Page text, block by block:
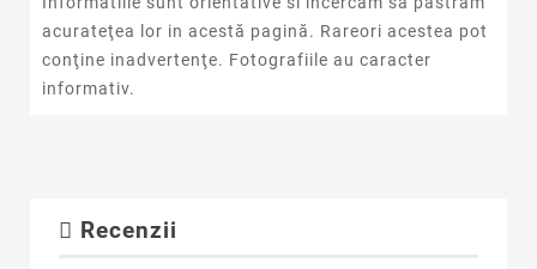
acurateţea lor in acestă pagină. Rareori acestea pot
conţine inadvertenţe. Fotografiile au caracter
informativ.
Recenzii